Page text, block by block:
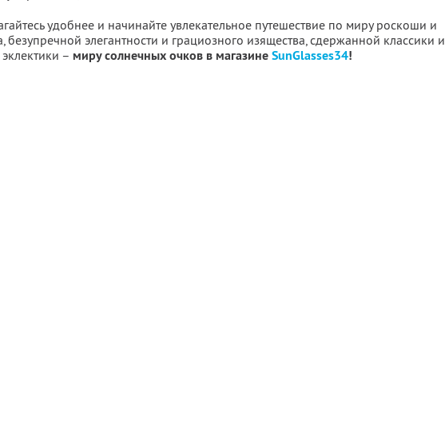
удобнее и начинайте увлекательное путешествие по миру роскоши и
безупречной элегантности и грациозного изящества, сдержанной классики и
– миру солнечных очков в магазинеSunGlasses34!